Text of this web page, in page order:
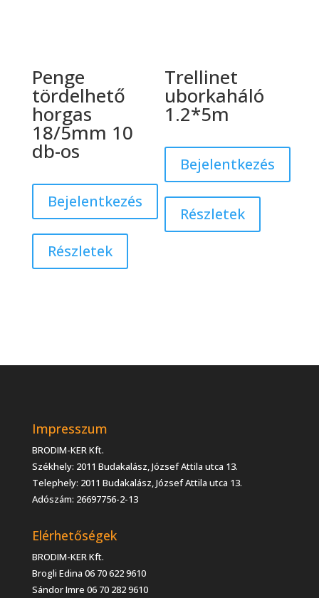
Penge
tördelhető
horgas
18/5mm 10
db-os
Bejelentkezés
Részletek
Trellinet
uborkaháló
1.2*5m
Bejelentkezés
Részletek
Impresszum
BRODIM-KER Kft.
Székhely: 2011 Budakalász, József Attila utca 13.
Telephely: 2011 Budakalász, József Attila utca 13.
Adószám: 26697756-2-13
Elérhetőségek
BRODIM-KER Kft.
Brogli Edina 06 70 622 9610
Sándor Imre 06 70 282 9610